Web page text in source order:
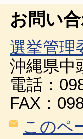
お問い
選挙管理
沖縄県中
電話：
FAX：
このペ